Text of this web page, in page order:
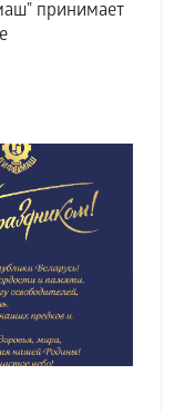
принимает